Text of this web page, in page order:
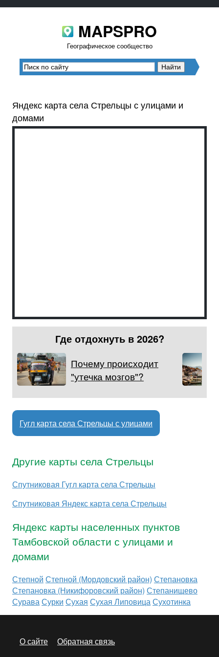
MAPSPRO
Географическое сообщество
Яндекс карта села Стрельцы с улицами и
домами
Где отдохнуть в 2026?
Почему происходит
"утечка мозгов"?
Гугл карта села Стрельцы с улицами
Другие карты села Стрельцы
Спутниковая Гугл карта села Стрельцы
Спутниковая Яндекс карта села Стрельцы
Яндекс карты населенных пунктов
Тамбовской области с улицами и
домами
Степной Степной (Мордовский район) Степановка
Степановка (Никифоровский район) Степанищево
Сурава Сурки Сухая Сухая Липовица Сухотинка
О сайте
Обратная связь